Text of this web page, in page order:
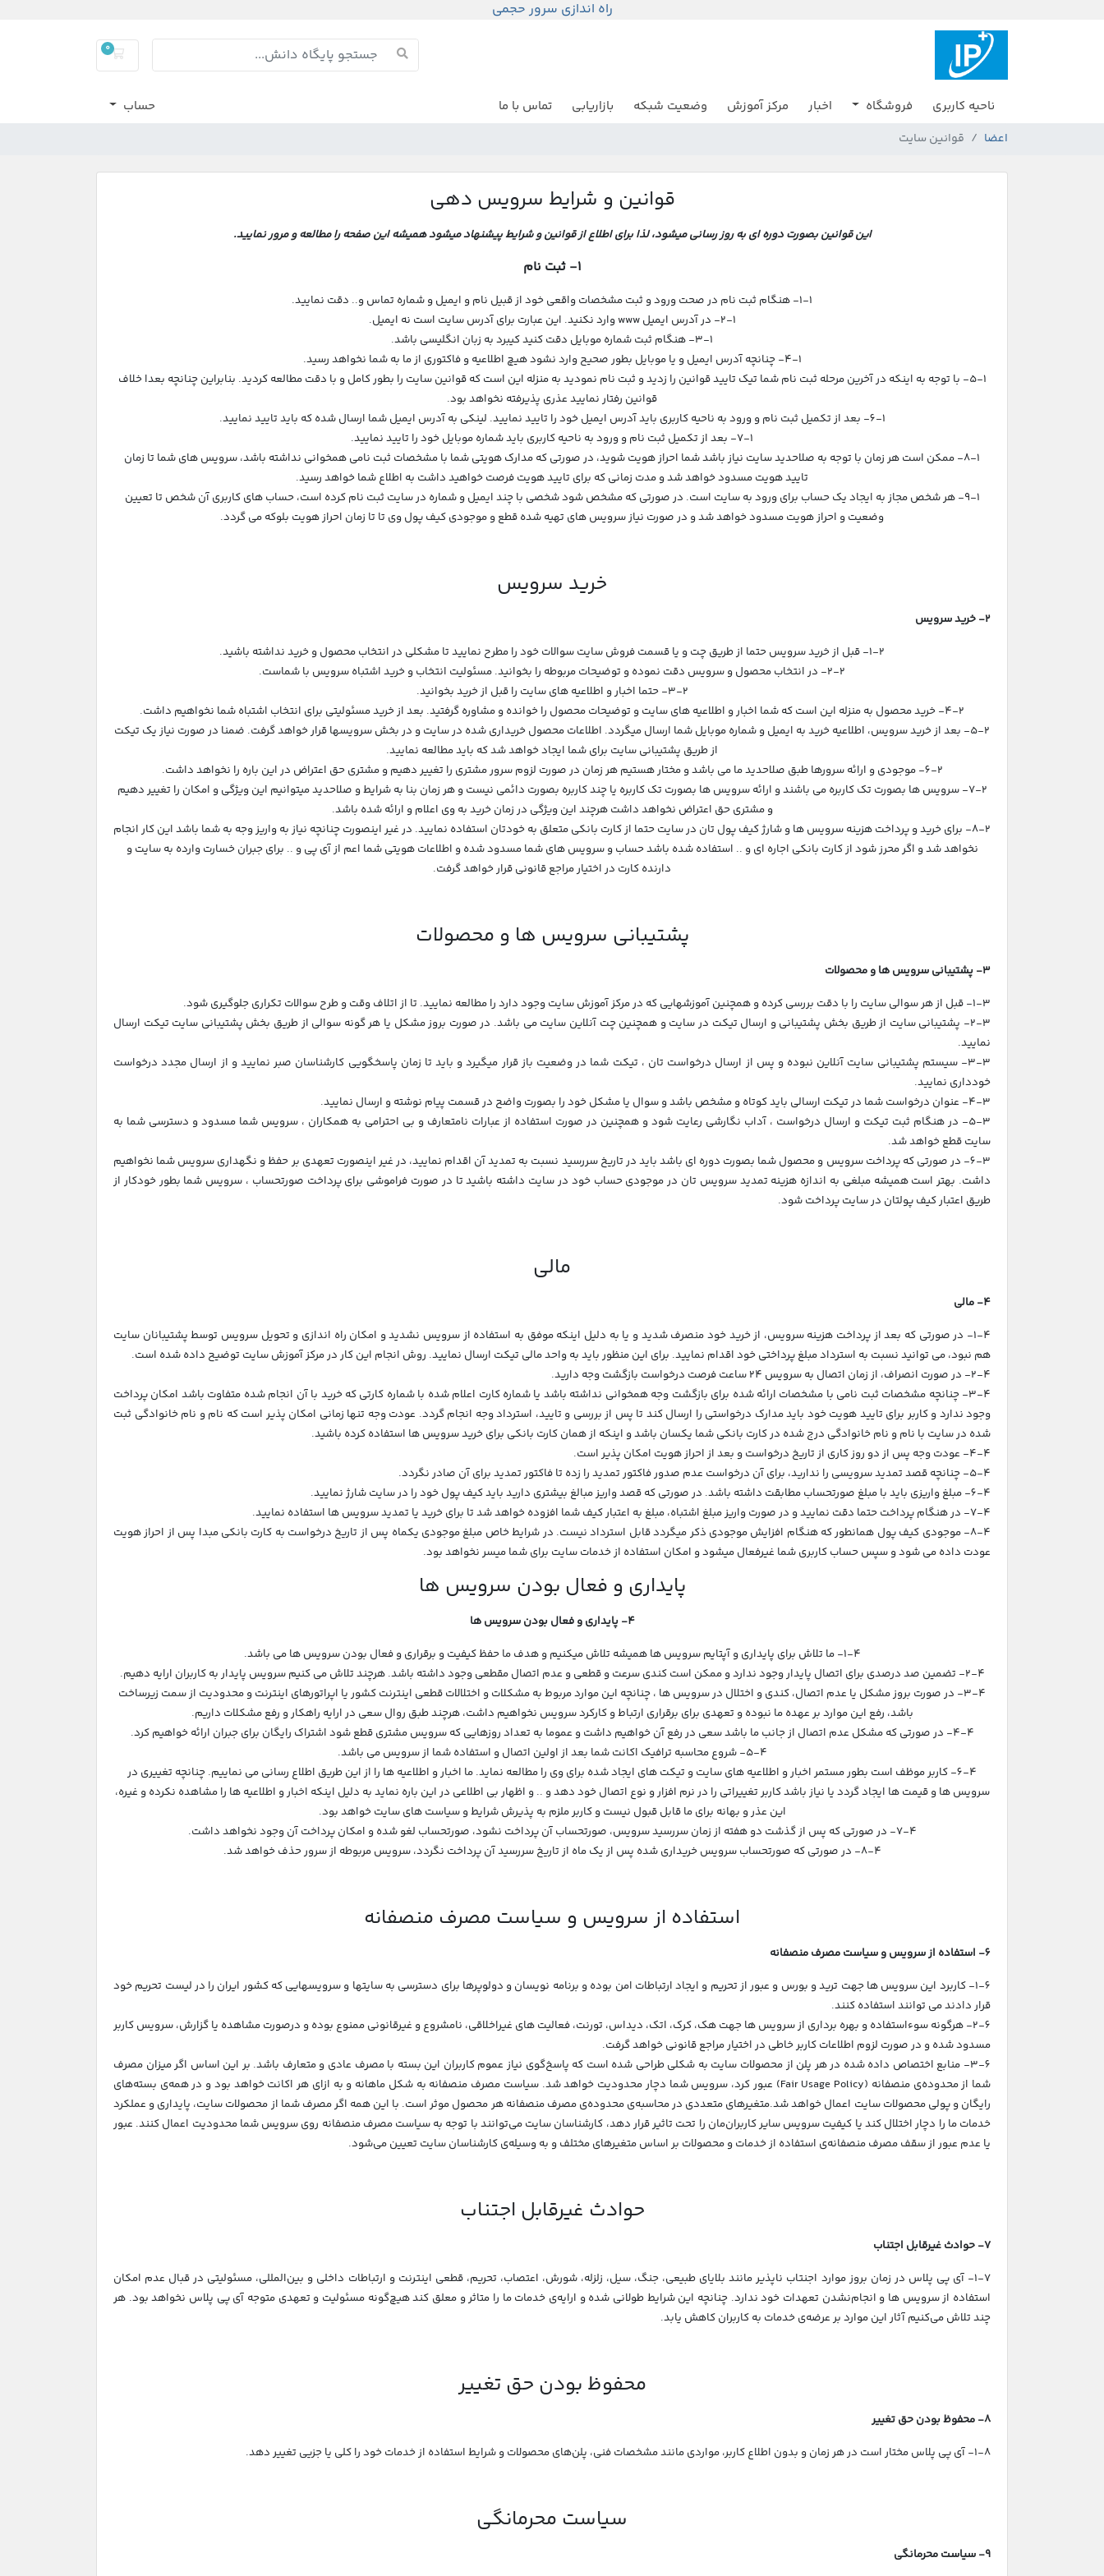
راه اندازی سرور حجمی
0
سبد خرید
ناحیه کاربری فروشگاه اخبار مرکز آموزش وضعیت شبکه بازاریابی تماس با ما حساب
اعضا قوانین سایت
قوانین و شرایط سرویس دهی
این قوانین بصورت دوره ای به روز رسانی میشود، لذا برای اطلاع از قوانین و شرایط پیشنهاد میشود همیشه این صفحه را مطالعه و مرور نمایید.
1- ثبت نام
1-1- هنگام ثبت نام در صحت ورود و ثبت مشخصات واقعی خود از قبیل نام و ایمیل و شماره تماس و.. دقت نمایید.
2-1- در آدرس ایمیل www وارد نکنید. این عبارت برای آدرس سایت است نه ایمیل.
3-1- هنگام ثبت شماره موبایل دقت کنید کیبرد به زبان انگلیسی باشد.
4-1- چنانچه آدرس ایمیل و یا موبایل بطور صحیح وارد نشود هیچ اطلاعیه و فاکتوری از ما به شما نخواهد رسید.
5-1- با توجه به اینکه در آخرین مرحله ثبت نام شما تیک تایید قوانین را زدید و ثبت نام نمودید به منزله این است که قوانین سایت را بطور کامل و با دقت مطالعه کردید. بنابراین چنانچه بعدا خلاف
قوانین رفتار نمایید عذری پذیرفته نخواهد بود.
6-1- بعد از تکمیل ثبت نام و ورود به ناحیه کاربری باید آدرس ایمیل خود را تایید نمایید. لینکی به آدرس ایمیل شما ارسال شده که باید تایید نمایید.
7-1- بعد از تکمیل ثبت نام و ورود به ناحیه کاربری باید شماره موبایل خود را تایید نمایید.
8-1- ممکن است هر زمان با توجه به صلاحدید سایت نیاز باشد شما احراز هویت شوید، در صورتی که مدارک هویتی شما با مشخصات ثبت نامی همخوانی نداشته باشد، سرویس های شما تا زمان
تایید هویت مسدود خواهد شد و مدت زمانی که برای تایید هویت فرصت خواهید داشت به اطلاع شما خواهد رسید.
9-1- هر شخص مجاز به ایجاد یک حساب برای ورود به سایت است. در صورتی که مشخص شود شخصی با چند ایمیل و شماره در سایت ثبت نام کرده است، حساب های کاربری آن شخص تا تعیین
وضعیت و احراز هویت مسدود خواهد شد و در صورت نیاز سرویس های تهیه شده قطع و موجودی کیف پول وی تا تا زمان احراز هویت بلوکه می گردد.
خرید سرویس
2- خرید سرویس
1-2- قبل از خرید سرویس حتما از طریق چت و یا قسمت فروش سایت سوالات خود را مطرح نمایید تا مشکلی در انتخاب محصول و خرید نداشته باشید.
2-2- در انتخاب محصول و سرویس دقت نموده و توضیحات مربوطه را بخوانید. مسئولیت انتخاب و خرید اشتباه سرویس با شماست.
3-2- حتما اخبار و اطلاعیه های سایت را قبل از خرید بخوانید.
4-2- خرید محصول به منزله این است که شما اخبار و اطلاعیه های سایت و توضیحات محصول را خوانده و مشاوره گرفتید. بعد از خرید مسئولیتی برای انتخاب اشتباه شما نخواهیم داشت.
5-2- بعد از خرید سرویس، اطلاعیه خرید به ایمیل و شماره موبایل شما ارسال میگردد. اطلاعات محصول خریداری شده در سایت و در بخش سرویسها قرار خواهد گرفت. ضمنا در صورت نیاز یک تیکت
از طریق پشتیبانی سایت برای شما ایجاد خواهد شد که باید مطالعه نمایید.
6-2- موجودی و ارائه سرورها طبق صلاحدید ما می باشد و مختار هستیم هر زمان در صورت لزوم سرور مشتری را تغییر دهیم و مشتری حق اعتراض در این باره را نخواهد داشت.
7-2- سرویس ها بصورت تک کاربره می باشند و ارائه سرویس ها بصورت تک کاربره یا چند کاربره بصورت دائمی نیست و هر زمان بنا به شرایط و صلاحدید میتوانیم این ویژگی و امکان را تغییر دهیم
و مشتری حق اعتراض نخواهد داشت هرچند این ویژگی در زمان خرید به وی اعلام و ارائه شده باشد.
8-2- برای خرید و پرداخت هزینه سرویس ها و شارژ کیف پول تان در سایت حتما از کارت بانکی متعلق به خودتان استفاده نمایید. در غیر اینصورت چنانچه نیاز به واریز وجه به شما باشد این کار انجام
نخواهد شد و اگر محرز شود از کارت بانکی اجاره ای و .. استفاده شده باشد حساب و سرویس های شما مسدود شده و اطلاعات هویتی شما اعم از آی پی و .. برای جبران خسارت وارده به سایت و
دارنده کارت در اختیار مراجع قانونی قرار خواهد گرفت.
پشتیبانی سرویس ها و محصولات
3- پشتیبانی سرویس ها و محصولات
1-3- قبل از هر سوالی سایت را با دقت بررسی کرده و همچنین آموزشهایی که در مرکز آموزش سایت وجود دارد را مطالعه نمایید. تا از اتلاف وقت و طرح سوالات تکراری جلوگیری شود.
2-3- پشتیبانی سایت از طریق بخش پشتیبانی و ارسال تیکت در سایت و همچنین چت آنلاین سایت می باشد. در صورت بروز مشکل یا هر گونه سوالی از طریق بخش پشتیبانی سایت تیکت ارسال
نمایید.
3-3- سیستم پشتیبانی سایت آنلاین نبوده و پس از ارسال درخواست تان ، تیکت شما در وضعیت باز قرار میگیرد و باید تا زمان پاسخگویی کارشناسان صبر نمایید و از ارسال مجدد درخواست
خودداری نمایید.
4-3- عنوان درخواست شما در تیکت ارسالی باید کوتاه و مشخص باشد و سوال یا مشکل خود را بصورت واضح در قسمت پیام نوشته و ارسال نمایید.
5-3- در هنگام ثبت تیکت و ارسال درخواست ، آداب نگارشی رعایت شود و همچنین در صورت استفاده از عبارات نامتعارف و بی احترامی به همکاران ، سرویس شما مسدود و دسترسی شما به
سایت قطع خواهد شد.
6-3- در صورتی که پرداخت سرویس و محصول شما بصورت دوره ای باشد باید در تاریخ سررسید نسبت به تمدید آن اقدام نمایید، در غیر اینصورت تعهدی بر حفظ و نگهداری سرویس شما نخواهیم
داشت. بهتر است همیشه مبلغی به اندازه هزینه تمدید سرویس تان در موجودی حساب خود در سایت داشته باشید تا در صورت فراموشی برای پرداخت صورتحساب ، سرویس شما بطور خودکار از
طریق اعتبار کیف پولتان در سایت پرداخت شود.
مالی
4- مالی
1-4- در صورتی که بعد از پرداخت هزینه سرویس، از خرید خود منصرف شدید و یا به دلیل اینکه موفق به استفاده از سرویس نشدید و امکان راه اندازی و تحویل سرویس توسط پشتیبانان سایت
هم نبود، می توانید نسبت به استرداد مبلغ پرداختی خود اقدام نمایید. برای این منظور باید به واحد مالی تیکت ارسال نمایید. روش انجام این کار در مرکز آموزش سایت توضیح داده شده است.
2-4- در صورت انصراف، از زمان اتصال به سرویس 24 ساعت فرصت درخواست بازگشت وجه دارید.
3-4- چنانچه مشخصات ثبت نامی با مشخصات ارائه شده برای بازگشت وجه همخوانی نداشته باشد یا شماره کارت اعلام شده با شماره کارتی که خرید با آن انجام شده متفاوت باشد امکان پرداخت
وجود ندارد و کاربر برای تایید هویت خود باید مدارک درخواستی را ارسال کند تا پس از بررسی و تایید، استرداد وجه انجام گردد. عودت وجه تنها زمانی امکان پذیر است که نام و نام خانوادگی ثبت
شده در سایت با نام و نام خانوادگی درج شده در کارت بانکی شما یکسان باشد و اینکه از همان کارت بانکی برای خرید سرویس ها استفاده کرده باشید.
4-4- عودت وجه پس از دو روز کاری از تاریخ درخواست و بعد از احراز هویت امکان پذیر است.
5-4- چنانچه قصد تمدید سرویسی را ندارید، برای آن درخواست عدم صدور فاکتور تمدید را زده تا فاکتور تمدید برای آن صادر نگردد.
6-4- مبلغ واریزی باید با مبلغ صورتحساب مطابقت داشته باشد. در صورتی که قصد واریز مبالغ بیشتری دارید باید کیف پول خود را در سایت شارژ نمایید.
7-4- در هنگام پرداخت حتما دقت نمایید و در صورت واریز مبلغ اشتباه، مبلغ به اعتبار کیف شما افزوده خواهد شد تا برای خرید یا تمدید سرویس ها استفاده نمایید.
8-4- موجودی کیف پول همانطور که هنگام افزایش موجودی ذکر میگردد قابل استرداد نیست. در شرایط خاص مبلغ موجودی یکماه پس از تاریخ درخواست به کارت بانکی مبدا پس از احراز هویت
عودت داده می شود و سپس حساب کاربری شما غیرفعال میشود و امکان استفاده از خدمات سایت برای شما میسر نخواهد بود.
پایداری و فعال بودن سرویس ها
4- پایداری و فعال بودن سرویس ها
1-4- ما تلاش برای پایداری و آپتایم سرویس ها همیشه تلاش میکنیم و هدف ما حفظ کیفیت و برقراری و فعال بودن سرویس ها می باشد.
2-4- تضمین صد درصدی برای اتصال پایدار وجود ندارد و ممکن است کندی سرعت و قطعی و عدم اتصال مقطعی وجود داشته باشد. هرچند تلاش می کنیم سرویس پایدار به کاربران ارایه دهیم.
3-4- در صورت بروز مشکل یا عدم اتصال، کندی و اختلال در سرویس ها ، چنانچه این موارد مربوط به مشکلات و اختلالات قطعی اینترنت کشور یا اپراتورهای اینترنت و محدودیت از سمت زیرساخت
باشد، رفع این موارد بر عهده ما نبوده و تعهدی برای برقراری ارتباط و کارکرد سرویس نخواهیم داشت، هرچند طبق روال سعی در ارایه راهکار و رفع مشکلات داریم.
4-4- در صورتی که مشکل عدم اتصال از جانب ما باشد سعی در رفع آن خواهیم داشت و عموما به تعداد روزهایی که سرویس مشتری قطع شود اشتراک رایگان برای جبران ارائه خواهیم کرد.
5-4- شروع محاسبه ترافیک اکانت شما بعد از اولین اتصال و استفاده شما از سرویس می باشد.
6-4- کاربر موظف است بطور مستمر اخبار و اطلاعیه های سایت و تیکت های ایجاد شده برای وی را مطالعه نماید. ما اخبار و اطلاعیه ها را از این طریق اطلاع رسانی می نماییم. چنانچه تغییری در
سرویس ها و قیمت ها ایجاد گردد یا نیاز باشد کاربر تغییراتی را در نرم افزار و نوع اتصال خود دهد و .. و اظهار بی اطلاعی در این باره نماید به دلیل اینکه اخبار و اطلاعیه ها را مشاهده نکرده و غیره،
این عذر و بهانه برای ما قابل قبول نیست و کاربر ملزم به پذیرش شرایط و سیاست های سایت خواهد بود.
7-4- در صورتی که پس از گذشت دو هفته از زمان سررسید سرویس، صورتحساب آن پرداخت نشود، صورتحساب لغو شده و امکان پرداخت آن وجود نخواهد داشت.
8-4- در صورتی که صورتحساب سرویس خریداری شده پس از یک ماه از تاریخ سررسید آن پرداخت نگردد، سرویس مربوطه از سرور حذف خواهد شد.
استفاده از سرویس و سیاست مصرف منصفانه
6- استفاده از سرویس و سیاست مصرف منصفانه
1-6- کاربرد این سرویس ها جهت ترید و بورس و عبور از تحریم و ایجاد ارتباطات امن بوده و برنامه نویسان و دولوپرها برای دسترسی به سایتها و سرویسهایی که کشور ایران را در لیست تحریم خود
قرار دادند می توانند استفاده کنند.
2-6- هرگونه سوءاستفاده و بهره برداری از سرویس ها جهت هک، کرک، اتک، دیداس، تورنت، فعالیت های غیراخلاقی، نامشروع و غیرقانونی ممنوع بوده و درصورت مشاهده یا گزارش، سرویس کاربر
مسدود شده و در صورت لزوم اطلاعات کاربر خاطی در اختیار مراجع قانونی خواهد گرفت.
3-6- منابع اختصاص داده شده در هر پلن از محصولات سایت به شکلی طراحی شده است که پاسخ‌گوی نیاز عموم کاربران این بسته با مصرف عادی و متعارف باشد. بر این اساس اگر میزان مصرف
شما از محدوده‌ی منصفانه (Fair Usage Policy) عبور کرد، سرویس شما دچار محدودیت خواهد شد. سیاست مصرف منصفانه به شکل ماهانه و به ازای هر اکانت خواهد بود و در همه‌ی بسته‌های
رایگان و پولی محصولات سایت اعمال خواهد شد.متغیرهای متعددی در محاسبه‌ی محدوده‌ی مصرف منصفانه هر محصول موثر است. با این همه اگر مصرف شما از محصولات سایت، پایداری و عملکرد
خدمات ما را دچار اختلال کند یا کیفیت سرویس سایر کاربران‌مان را تحت تاثیر قرار دهد، کارشناسان سایت می‌توانند با توجه به سیاست مصرف منصفانه روی سرویس شما محدودیت اعمال کنند. عبور
یا عدم عبور از سقف مصرف منصفانه‌ی استفاده از خدمات و محصولات بر اساس متغیرهای مختلف و به وسیله‌ی کارشناسان سایت تعیین می‌شود.
حوادث غیرقابل اجتناب
7- حوادث غیرقابل اجتناب
1-7- آی پی پلاس در زمان بروز موارد اجنتاب ناپذیر مانند بلایای طبیعی، جنگ، سیل، زلزله، شورش، اعتصاب، تحریم، قطعی اینترنت و ارتباطات داخلی و بین‌المللی، مسئولیتی در قبال عدم امکان
استفاده از سرویس ها و انجام‌نشدن تعهدات خود ندارد. چنانچه این شرایط طولانی شده و ارایه‌ی خدمات ما را متاثر و معلق کند هیچ‌گونه مسئولیت و تعهدی متوجه آی پی پلاس نخواهد بود. هر
چند تلاش می‌کنیم آثار این موارد بر عرضه‌ی خدمات به کاربران کاهش یابد.
محفوظ‌ بودن حق تغییر
8- محفوظ‌ بودن حق تغییر
1-8- آی پی پلاس مختار است در هر زمان و بدون اطلاع کاربر، مواردی مانند مشخصات فنی، پلن‌های محصولات و شرایط استفاده از خدمات خود را کلی یا جزیی تغییر دهد.
سیاست محرمانگی
9- سیاست محرمانگی